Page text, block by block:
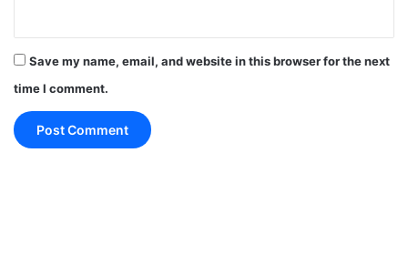
यह भी पढ़े:RCB vs GT Qualifier 1 : रजत पाटीदार की
तूफानी पारी ने गुजरात को रौंदा, रबाडा की एक गलती से टूटा
Save my name, email, and website in this browser for the next
time I comment.